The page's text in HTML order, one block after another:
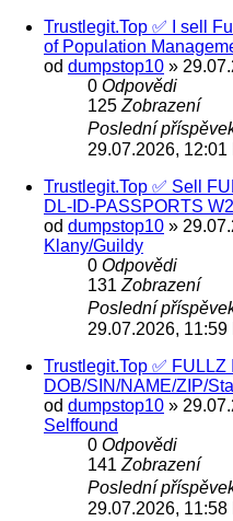
Trustlegit.Top ✅ I sell
of Population
od dumpstop10 »
0 Odpovědi
125 Zobrazení
Poslední
29.07.2026, 12:01
Trustlegit.Top ✅ Sell
DL-ID-PASSPORTS
od dumpstop10 »
Klany/Guildy
0 Odpovědi
131 Zobrazení
Poslední
29.07.2026, 11:59
Trustlegit.Top ✅
DOB/SIN/NAME/ZIP/
od dumpstop10 »
Selffound
0 Odpovědi
141 Zobrazení
Poslední
29.07.2026, 11:58